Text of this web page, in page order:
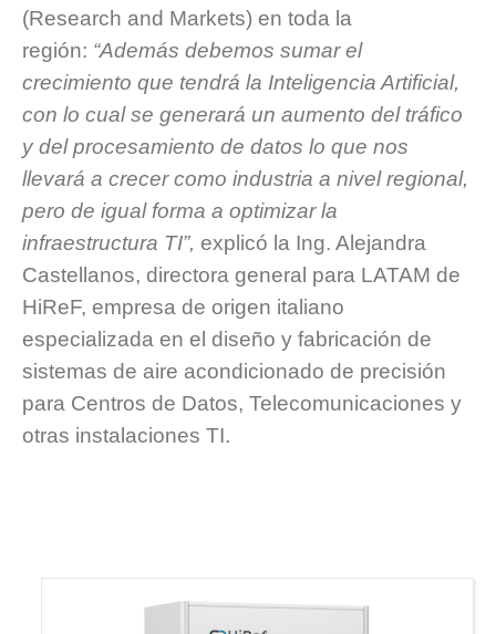
(Research and Markets) en toda la
región: “Además debemos sumar el
crecimiento que tendrá la Inteligencia Artificial,
con lo cual se generará un aumento del tráfico
y del procesamiento de datos lo que nos
llevará a crecer como industria a nivel regional,
pero de igual forma a optimizar la
infraestructura TI”, explicó la Ing. Alejandra
Castellanos, directora general para LATAM de
HiReF, empresa de origen italiano
especializada en el diseño y fabricación de
sistemas de aire acondicionado de precisión
para Centros de Datos, Telecomunicaciones y
otras instalaciones TI.